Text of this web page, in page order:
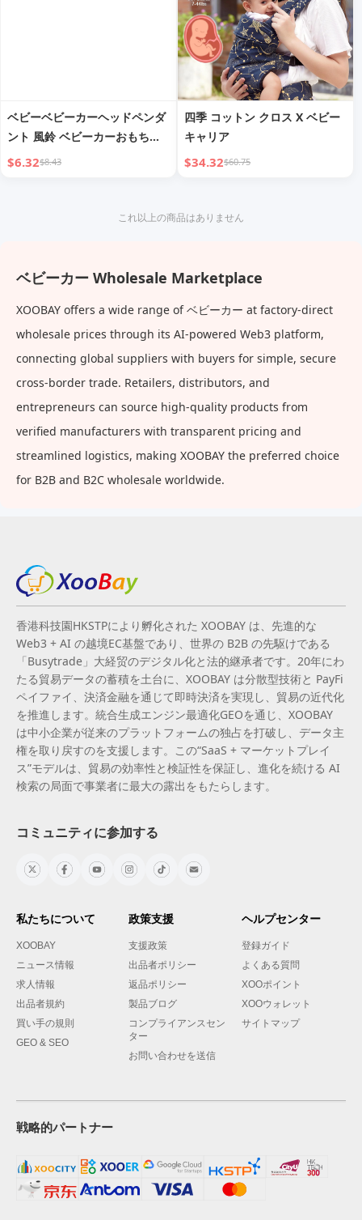
ベビーベビーカーヘッドペンダ
ント 風鈴 ベビーカーおもちゃ
0〜1歳 チャイルドシート ガラ
$6.32$8.43
四季 コットン クロス X ベビー
キャリア
$34.32$60.75
これ以上の商品はありません
ベビーカー Wholesale Marketplace
XOOBAY offers a wide range of ベビーカー at factory-direct
wholesale prices through its AI-powered Web3 platform,
connecting global suppliers with buyers for simple, secure
cross-border trade. Retailers, distributors, and
entrepreneurs can source high-quality products from
verified manufacturers with transparent pricing and
streamlined logistics, making XOOBAY the preferred choice
for B2B and B2C wholesale worldwide.
香港科技園HKSTPにより孵化された XOOBAY は、先進的な
Web3 + AI の越境EC基盤であり、世界の B2B の先駆けである
「Busytrade」大経贸のデジタル化と法的継承者です。20年にわ
たる貿易データの蓄積を土台に、XOOBAY は分散型技術と PayFi
ペイファイ、決済金融を通じて即時決済を実現し、貿易の近代化
を推進します。統合生成エンジン最適化GEOを通じ、XOOBAY
は中小企業が従来のプラットフォームの独占を打破し、データ主
権を取り戻すのを支援します。この“SaaS + マーケットプレイ
ス”モデルは、貿易の効率性と検証性を保証し、進化を続ける AI
検索の局面で事業者に最大の露出をもたらします。
コミュニティに参加する
私たちについて
XOOBAY
ニュース情報
求人情報
出品者規約
買い手の規則
GEO & SEO
政策支援
支援政策
出品者ポリシー
返品ポリシー
製品ブログ
コンプライアンスセン
ター
お問い合わせを送信
ヘルプセンター
登録ガイド
よくある質問
XOOポイント
XOOウォレット
サイトマップ
戦略的パートナー